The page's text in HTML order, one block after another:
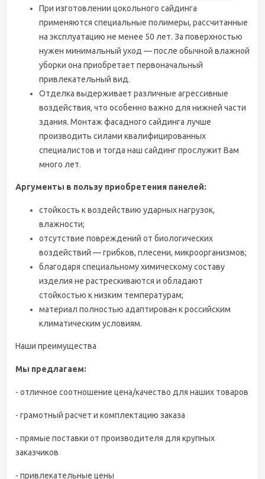
При изготовлении цокольного сайдинга
применяются специальные полимеры, рассчитанные
на эксплуатацию не менее 50 лет. За поверхностью
нужен минимальный уход — после обычной влажной
уборки она приобретает первоначальный
привлекательный вид.
Отделка выдерживает различные агрессивные
воздействия, что особенно важно для нижней части
здания. Монтаж фасадного сайдинга лучше
производить силами квалифицированных
специалистов и тогда наш сайдинг прослужит Вам
много лет.
Аргументы в пользу приобретения панелей:
стойкость к воздействию ударных нагрузок,
влажности;
отсутствие повреждений от биологических
воздействий — грибков, плесени, микроорганизмов;
благодаря специальному химическому составу
изделия не растрескиваются и обладают
стойкостью к низким температурам;
материал полностью адаптирован к российским
климатическим условиям.
Наши преимущества
Мы предлагаем:
- отличное соотношение цена/качество для наших товаров
- грамотный расчет и комплектацию заказа
- прямые поставки от производителя для крупных
заказчиков
- привлекательные цены